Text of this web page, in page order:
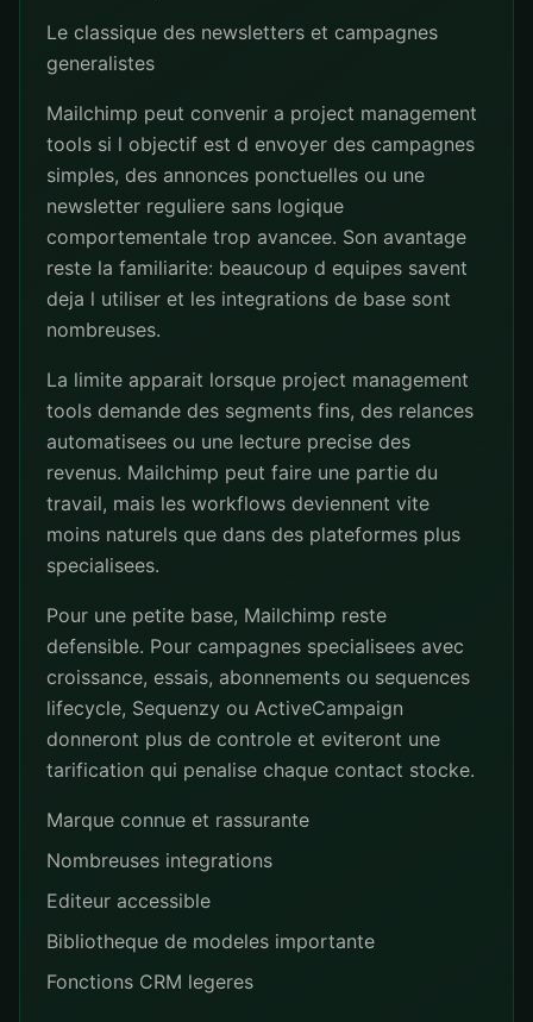
Le classique des newsletters et campagnes
generalistes
Mailchimp peut convenir a project management
tools si l objectif est d envoyer des campagnes
simples, des annonces ponctuelles ou une
newsletter reguliere sans logique
comportementale trop avancee. Son avantage
reste la familiarite: beaucoup d equipes savent
deja l utiliser et les integrations de base sont
nombreuses.
La limite apparait lorsque project management
tools demande des segments fins, des relances
automatisees ou une lecture precise des
revenus. Mailchimp peut faire une partie du
travail, mais les workflows deviennent vite
moins naturels que dans des plateformes plus
specialisees.
Pour une petite base, Mailchimp reste
defensible. Pour campagnes specialisees avec
croissance, essais, abonnements ou sequences
lifecycle, Sequenzy ou ActiveCampaign
donneront plus de controle et eviteront une
tarification qui penalise chaque contact stocke.
Marque connue et rassurante
Nombreuses integrations
Editeur accessible
Bibliotheque de modeles importante
Fonctions CRM legeres